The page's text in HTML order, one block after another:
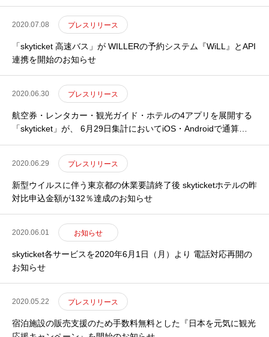
IR IR情報
CONTACT
2020.07.08 プレスリリース
「skyticket 高速バス」が WILLERの予約システム『WiLL』とAPI
連携を開始のお知らせ
2020.06.30 プレスリリース
航空券・レンタカー・観光ガイド・ホテルの4アプリを展開する
「skyticket」が、 6月29日集計においてiOS・Androidで通算
2020.06.29 プレスリリース
新型ウイルスに伴う東京都の休業要請終了後 skyticketホテルの昨
対比申込金額が132％達成のお知らせ
2020.06.01 お知らせ
skyticket各サービスを2020年6月1日（月）より 電話対応再開の
お知らせ
2020.05.22 プレスリリース
宿泊施設の販売支援のため手数料無料とした『日本を元気に観光